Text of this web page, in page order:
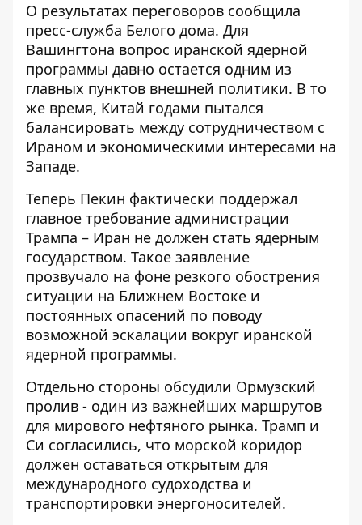
О результатах переговоров сообщила
пресс-служба Белого дома. Для
Вашингтона вопрос иранской ядерной
программы давно остается одним из
главных пунктов внешней политики. В то
же время, Китай годами пытался
балансировать между сотрудничеством с
Ираном и экономическими интересами на
Западе.
Теперь Пекин фактически поддержал
главное требование администрации
Трампа – Иран не должен стать ядерным
государством. Такое заявление
прозвучало на фоне резкого обострения
ситуации на Ближнем Востоке и
постоянных опасений по поводу
возможной эскалации вокруг иранской
ядерной программы.
Отдельно стороны обсудили Ормузский
пролив - один из важнейших маршрутов
для мирового нефтяного рынка. Трамп и
Си согласились, что морской коридор
должен оставаться открытым для
международного судоходства и
транспортировки энергоносителей.